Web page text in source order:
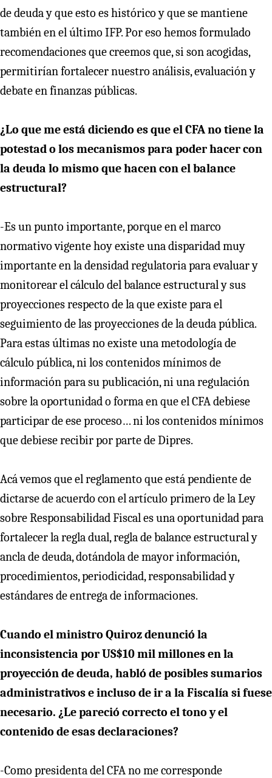
de deuda y que esto es histórico y que se mantiene
también en el último IFP. Por eso hemos formulado
recomendaciones que creemos que, si son acogidas,
permitirían fortalecer nuestro análisis, evaluación y
debate en finanzas públicas.
¿Lo que me está diciendo es que el CFA no tiene la
potestad o los mecanismos para poder hacer con
la deuda lo mismo que hacen con el balance
estructural?
-Es un punto importante, porque en el marco
normativo vigente hoy existe una disparidad muy
importante en la densidad regulatoria para evaluar y
monitorear el cálculo del balance estructural y sus
proyecciones respecto de la que existe para el
seguimiento de las proyecciones de la deuda pública.
Para estas últimas no existe una metodología de
cálculo pública, ni los contenidos mínimos de
información para su publicación, ni una regulación
sobre la oportunidad o forma en que el CFA debiese
participar de ese proceso… ni los contenidos mínimos
que debiese recibir por parte de Dipres.
Acá vemos que el reglamento que está pendiente de
dictarse de acuerdo con el artículo primero de la Ley
sobre Responsabilidad Fiscal es una oportunidad para
fortalecer la regla dual, regla de balance estructural y
ancla de deuda, dotándola de mayor información,
procedimientos, periodicidad, responsabilidad y
estándares de entrega de informaciones.
Cuando el ministro Quiroz denunció la
inconsistencia por US$10 mil millones en la
proyección de deuda, habló de posibles sumarios
administrativos e incluso de ir a la Fiscalía si fuese
necesario. ¿Le pareció correcto el tono y el
contenido de esas declaraciones?
-Como presidenta del CFA no me corresponde